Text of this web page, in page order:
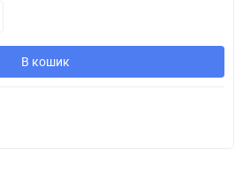
В кошик